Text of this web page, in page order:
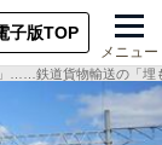
子版TOP
メニュー
……鉄道貨物輸送の「埋